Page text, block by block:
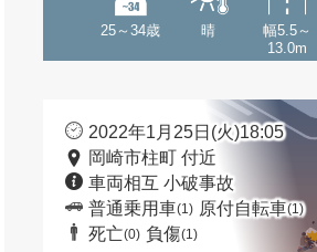
25～34歳 晴
幅5.5～
13.0m
2022年1月25日(火)18:05
岡崎市柱町 付近
車両相互 小破事故
普通乗用車(1) 原付自転車(1)
死亡(0) 負傷(1)